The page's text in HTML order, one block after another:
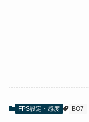
FPS設定・感度 BO7